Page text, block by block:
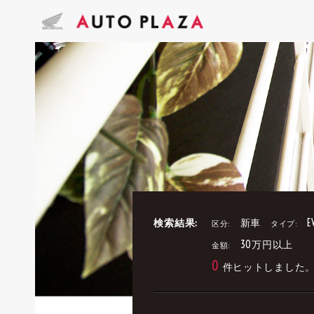
検索結果: 区分: 新車 タイプ:
金額: 30万円以上
0 件ヒットしました。